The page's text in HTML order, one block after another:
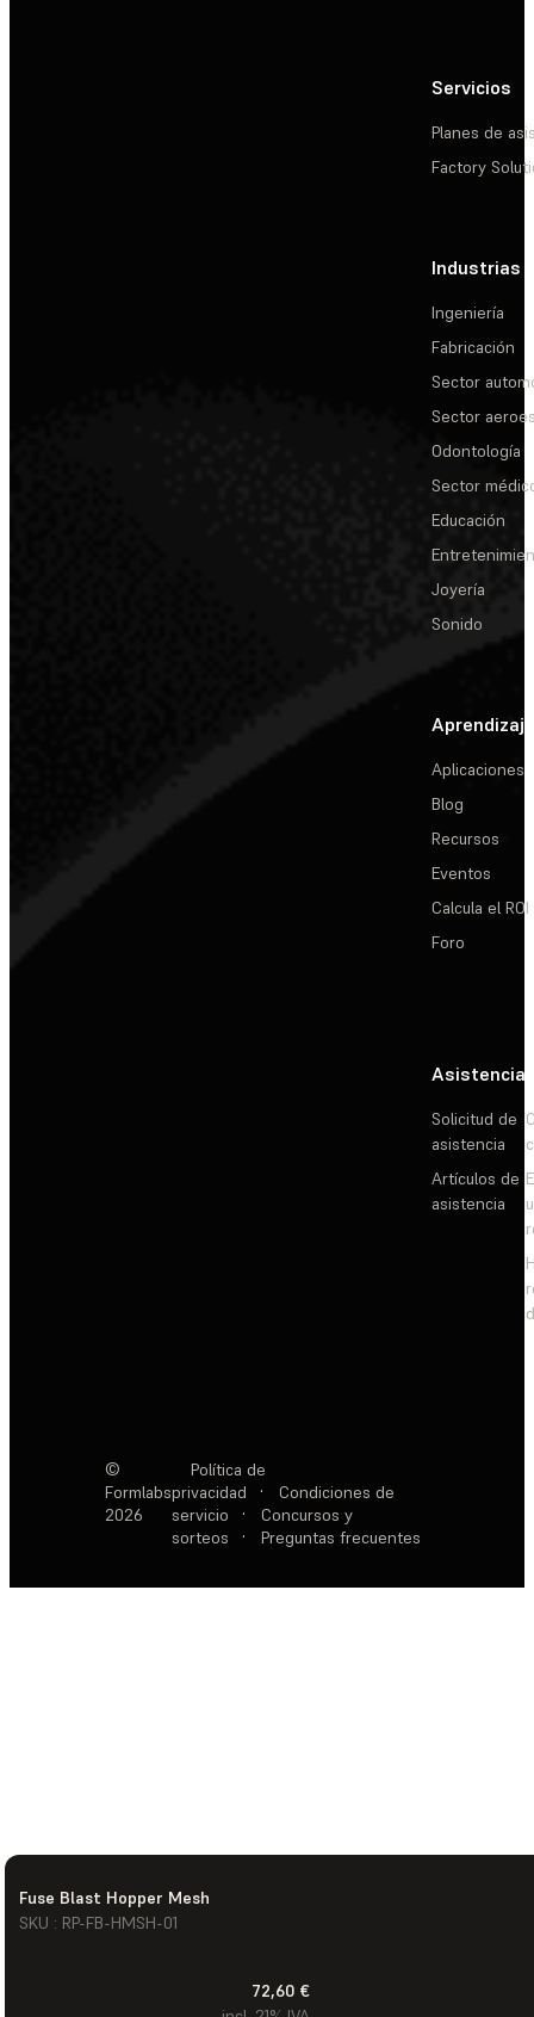
Fuse Blast Hopper Mesh
SKU : RP-FB-HMSH-01
72,60 €
Servicios
Planes de
Factory
Industrias
Ingeniería
Fabricación
Sector
Sector
Odontología
Sector
Educación
Joyería
Sonido
Aprendizaje
Aplicaciones
Blog
Recursos
Eventos
Calcula el ROI
Foro
Asistencia
Solicitud de
asistencia
Artículos de
asistencia
©
Formlabs
2026
Política de
privacidad
·
Condiciones de
servicio
·
Concursos y
sorteos
· Preguntas frecuentes